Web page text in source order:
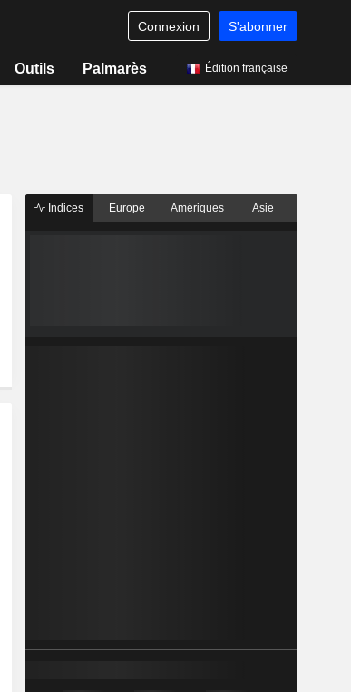
Connexion S'abonner
Outils Palmarès Édition française
Indices Europe Amériques Asie